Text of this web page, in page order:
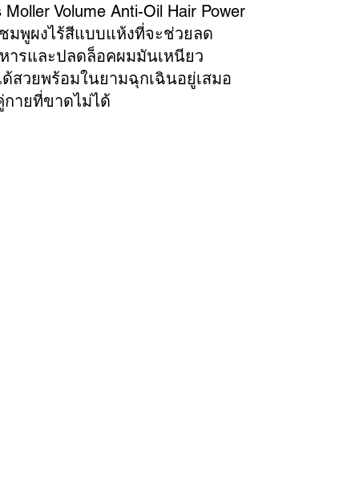
Moller Volume Anti-Oil Hair Power
มพูผงไร้สีแบบแห้งที่จะช่วยลด
ารและปลดล็อคผมมันเหนียว
สวยพร้อมในยามฉุกเฉินอยู่เสมอ
กายที่ขาดไม่ได้